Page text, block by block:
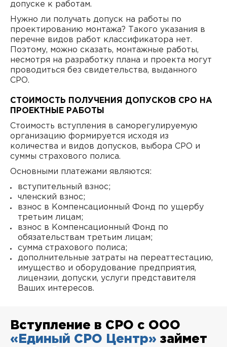
допуске к работам.
Нужно ли получать допуск на работы по
проектированию монтажа? Такого указания в
перечне видов работ классификатора нет.
Поэтому, можно сказать, монтажные работы,
несмотря на разработку плана и проекта могут
проводиться без свидетельства, выданного
СРО.
СТОИМОСТЬ ПОЛУЧЕНИЯ ДОПУСКОВ СРО НА
ПРОЕКТНЫЕ РАБОТЫ
Стоимость вступления в саморегулируемую
организацию формируется исходя из
количества и видов допусков, выбора СРО и
суммы страхового полиса.
Основными платежами являются:
вступительный взнос;
членский взнос;
взнос в Компенсационный Фонд по ущербу
третьим лицам;
взнос в Компенсационный Фонд по
обязательствам третьим лицам;
сумма страхового полиса;
дополнительные затраты на переаттестацию,
имущество и оборудование предприятия,
лицензии, допуски, услуги представителя
Ваших интересов.
Вступление в СРО с ООО
«Единый СРО Центр» займет